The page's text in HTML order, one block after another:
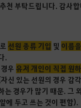
천 부탁드립니다. 감사
선원 종류 기입 및 이름
.
우 유저 개인이 직접 원
신 있는 선원의 경우 감
는 경우가 많기 때문. 그
에 두고 쓰는 것이 편함).